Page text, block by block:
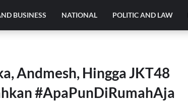
BUSINESS NATIONAL POLITIC AND LAW
Andmesh, Hingga JKT48
#ApaPunDiRumahAja